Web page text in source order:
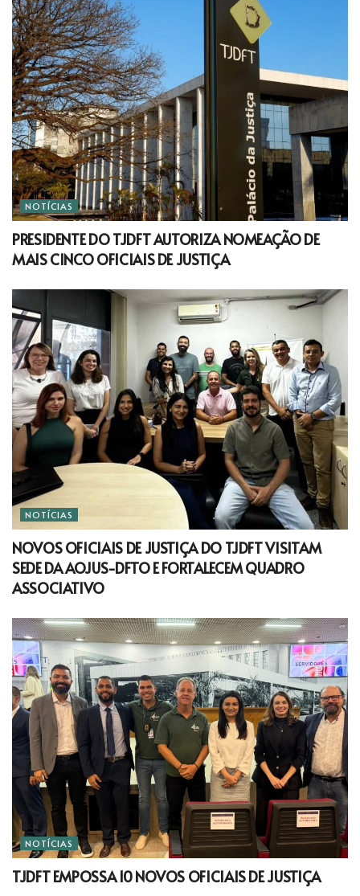
NOTÍCIAS
PRESIDENTE DO TJDFT AUTORIZA NOMEAÇÃO DE
MAIS CINCO OFICIAIS DE JUSTIÇA
NOTÍCIAS
NOVOS OFICIAIS DE JUSTIÇA DO TJDFT VISITAM
SEDE DA AOJUS-DFTO E FORTALECEM QUADRO
ASSOCIATIVO
NOTÍCIAS
TJDFT EMPOSSA 10 NOVOS OFICIAIS DE JUSTIÇA